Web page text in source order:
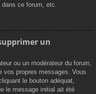
ce forum, etc.
un
ou un modérateur du forum,
vos propres messages. Vous
le bouton adéquat,
le message initial ait été